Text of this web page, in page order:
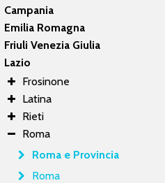
Campania
Emilia Romagna
Friuli Venezia Giulia
Lazio
Frosinone
Latina
Rieti
Roma
Roma e Provincia
Roma